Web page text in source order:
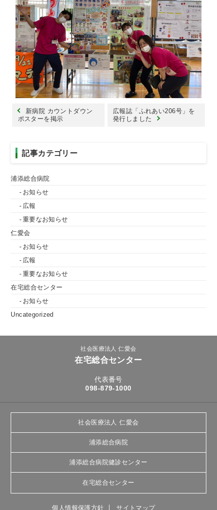
新病院 カウントダウン
ポスターを掲示
広報誌「ふれあい206号」を
発行しました
記事カテゴリー
浦添総合病院
お知らせ
広報
重要なお知らせ
仁愛会
お知らせ
広報
重要なお知らせ
在宅総合センター
お知らせ
Uncategorized
社会医療法人 仁愛会
在宅総合センター
代表番号
098-879-1000
社会医療法人 仁愛会
浦添総合病院
浦添総合病院健診センター
在宅総合センター
個人情報保護方針 サイトマップ